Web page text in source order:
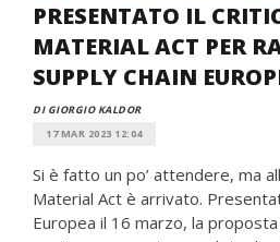
PRESENTATO IL
MATERIAL ACT PER
SUPPLY CHAIN
DI GIORGIO KALDOR
17 MAR 2023 12:04
Si è fatto un po’ attendere, ma
Material Act è arrivato.
Europea il 16 marzo, la